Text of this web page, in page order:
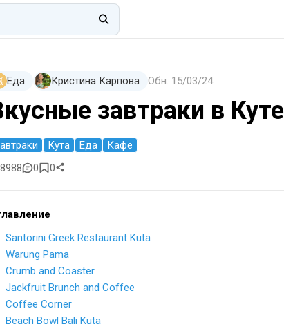
Еда Кристина Карпова Обн. 15/03/24
завтраки в Куте
Кута Еда
Кафе
8988
0 0
Santorini Greek Restaurant Kuta
Warung Pama
Crumb and Coaster
Jackfruit Brunch and Coffee
Coffee Corner
Beach Bowl Bali Kuta